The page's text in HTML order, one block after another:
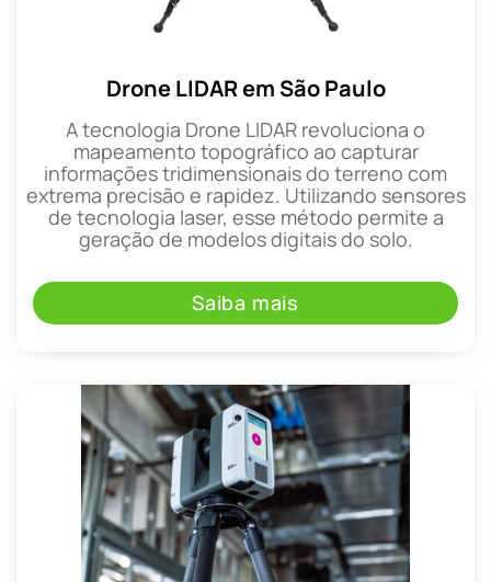
Drone LIDAR em São Paulo
A tecnologia Drone LIDAR revoluciona o
mapeamento topográfico ao capturar
informações tridimensionais do terreno com
extrema precisão e rapidez. Utilizando sensores
de tecnologia laser, esse método permite a
geração de modelos digitais do solo.
Saiba mais